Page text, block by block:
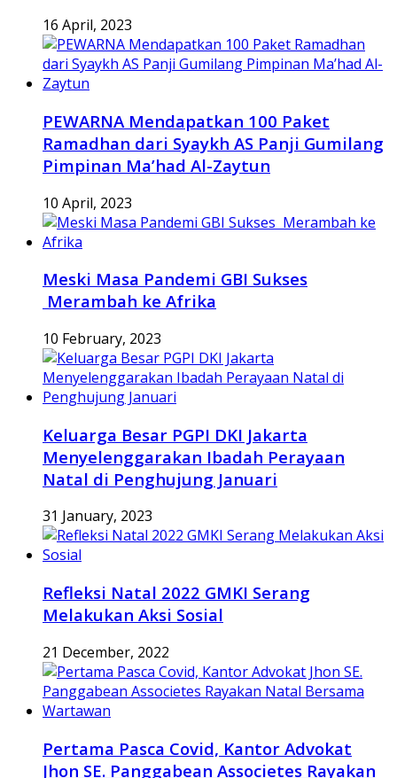
16 April, 2023
PEWARNA Mendapatkan 100 Paket
Ramadhan dari Syaykh AS Panji Gumilang
Pimpinan Ma’had Al-Zaytun
10 April, 2023
Meski Masa Pandemi GBI Sukses
Merambah ke Afrika
10 February, 2023
Keluarga Besar PGPI DKI Jakarta
Menyelenggarakan Ibadah Perayaan
Natal di Penghujung Januari
31 January, 2023
Refleksi Natal 2022 GMKI Serang
Melakukan Aksi Sosial
21 December, 2022
Pertama Pasca Covid, Kantor Advokat
Jhon SE. Panggabean Associetes Rayakan